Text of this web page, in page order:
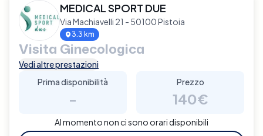
MEDICAL SPORT DUE
Via Machiavelli 21 - 50100 Pistoia
3.3 km
Visita Ginecologica
Vedi altre prestazioni
Prima disponibilità
-
Prezzo
140€
Al momento non ci sono orari disponibili